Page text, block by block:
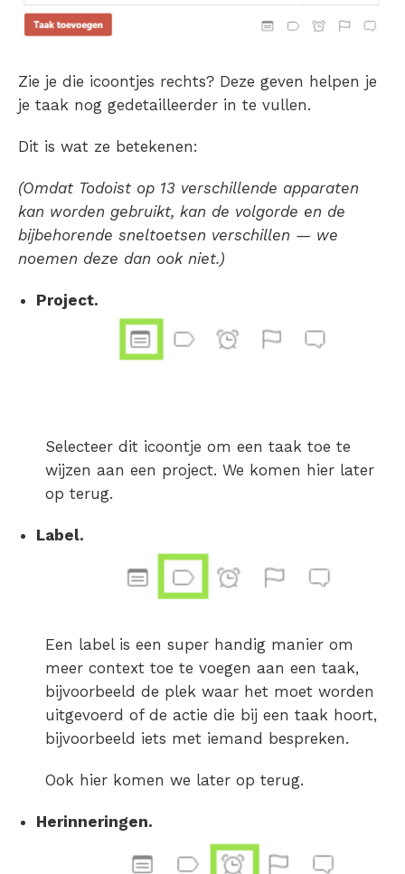
Zie je die icoontjes rechts? Deze geven helpen je
je taak nog gedetailleerder in te vullen.
Dit is wat ze betekenen:
(Omdat Todoist op 13 verschillende apparaten
kan worden gebruikt, kan de volgorde en de
bijbehorende sneltoetsen verschillen — we
noemen deze dan ook niet.)
Project.
Selecteer dit icoontje om een taak toe te
wijzen aan een project. We komen hier later
op terug.
Label.
Een label is een super handig manier om
meer context toe te voegen aan een taak,
bijvoorbeeld de plek waar het moet worden
uitgevoerd of de actie die bij een taak hoort,
bijvoorbeeld iets met iemand bespreken.
Ook hier komen we later op terug.
Herinneringen.